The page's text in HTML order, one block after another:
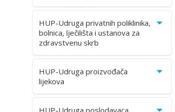
HUP-Udruga privatnih poliklinika,
bolnica, lječilišta i ustanova za
zdravstvenu skrb
HUP-Udruga proizvođača
lijekova